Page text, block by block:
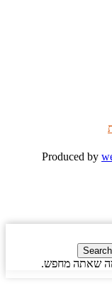
מה שאתה מחפש.
Search